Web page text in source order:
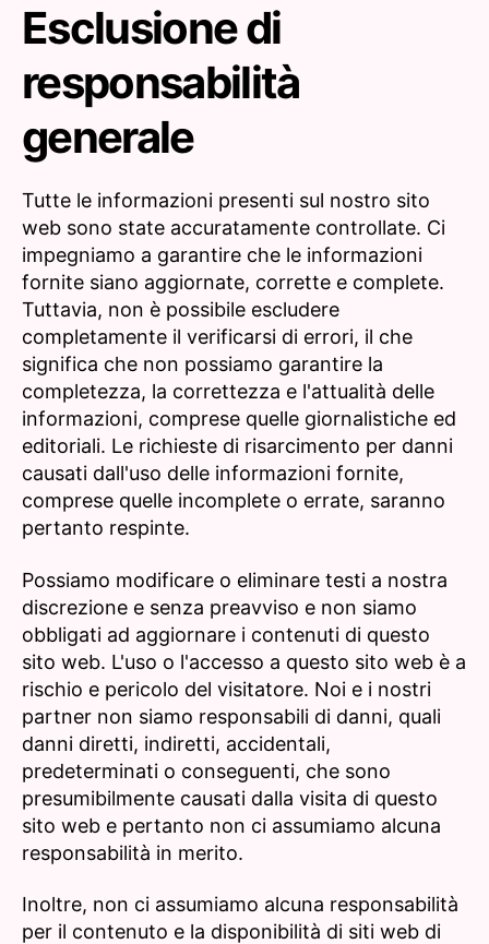
Esclusione di
responsabilità
generale
Tutte le informazioni presenti sul nostro sito
web sono state accuratamente controllate. Ci
impegniamo a garantire che le informazioni
fornite siano aggiornate, corrette e complete.
Tuttavia, non è possibile escludere
completamente il verificarsi di errori, il che
significa che non possiamo garantire la
completezza, la correttezza e l'attualità delle
informazioni, comprese quelle giornalistiche ed
editoriali. Le richieste di risarcimento per danni
causati dall'uso delle informazioni fornite,
comprese quelle incomplete o errate, saranno
pertanto respinte.
Possiamo modificare o eliminare testi a nostra
discrezione e senza preavviso e non siamo
obbligati ad aggiornare i contenuti di questo
sito web. L'uso o l'accesso a questo sito web è a
rischio e pericolo del visitatore. Noi e i nostri
partner non siamo responsabili di danni, quali
danni diretti, indiretti, accidentali,
predeterminati o conseguenti, che sono
presumibilmente causati dalla visita di questo
sito web e pertanto non ci assumiamo alcuna
responsabilità in merito.
Inoltre, non ci assumiamo alcuna responsabilità
per il contenuto e la disponibilità di siti web di